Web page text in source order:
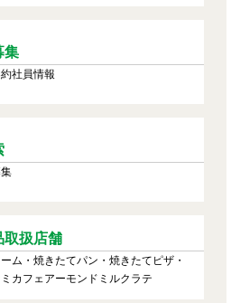
集
社員情報
取扱店舗
ム・焼きたてパン・焼きたてピザ・
カフェアーモンドミルクラテ